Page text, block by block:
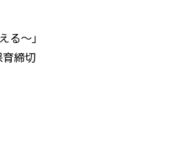
る～」
締切